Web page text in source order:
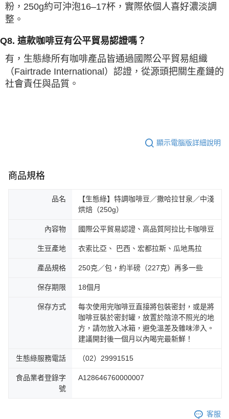
粉，250g約可沖泡16–17杯，實際依個人喜好濃淡調
整。
Q8. 這款咖啡豆有公平貿易認證嗎？
有，生態綠所有咖啡產品皆通過國際公平貿易組織
（Fairtrade International）認證，從源頭把關生產鏈的
社會責任與品質。
顯示電腦版詳細說明
商品規格
品名
【生態綠】特調咖啡豆／撒哈拉甘泉／中淺
烘焙（250g）
內容物 國際公平貿易認證、高品質阿拉比卡咖啡豆
生豆產地 衣索比亞、 巴西、宏都拉斯、瓜地馬拉
產品規格 250克／包，約半磅（227克）再多一些
保存期限 18個月
保存方式
每次使用完咖啡豆直接將包裝密封，或是將
咖啡豆裝於密封罐，放置於陰涼不照光的地
方，請勿放入冰箱，避免溫差及雜味滲入。
建議開封後一個月以內喝完最新鮮！
生態綠服務電話 （02）29991515
食品業者登錄字
號
A128646760000007
客服